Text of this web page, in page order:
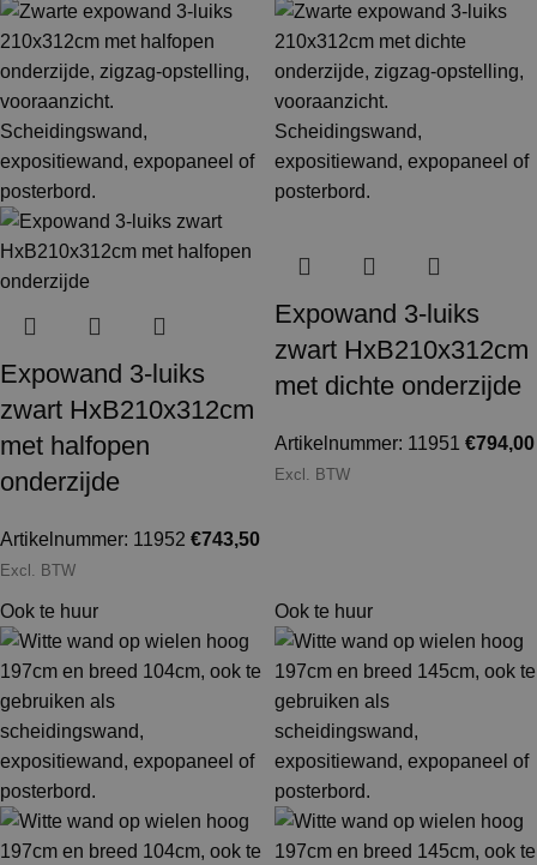
Expowand 3-luiks
zwart HxB210x312cm
met halfopen
onderzijde
Artikelnummer: 11952 €743,50
Excl. BTW
Expowand 3-luiks
zwart HxB210x312cm
met dichte onderzijde
Artikelnummer: 11951 €794,00
Excl. BTW
Ook te huur Ook te huur